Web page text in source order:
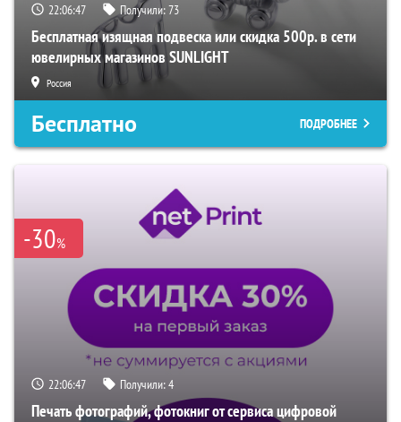
22:06:46 Получили:73
Бесплатная изящная подвеска или скидка 500р. в сети
ювелирных магазинов SUNLIGHT
Россия
Бесплатно ПОДРОБНЕЕ
-30%
22:06:46 Получили:4
Печать фотографий, фотокниг от сервиса цифровой